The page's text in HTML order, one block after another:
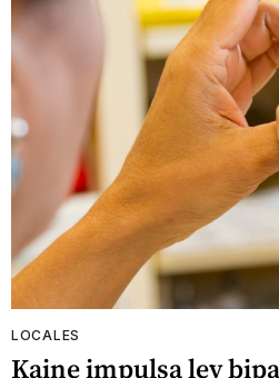
LOCALES
Kaine impulsa ley